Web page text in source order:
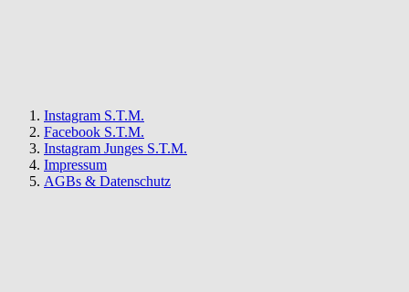
Instagram S.T.M.
Facebook S.T.M.
Instagram Junges S.T.M.
Impressum
AGBs & Datenschutz